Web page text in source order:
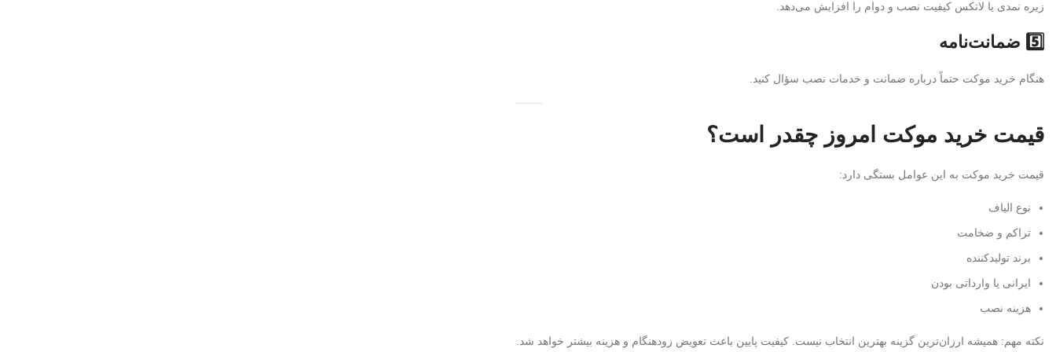
زیره نمدی یا لاتکس کیفیت نصب و دوام را افزایش می‌دهد.
5️⃣ ضمانت‌نامه
هنگام خرید موکت حتماً درباره ضمانت و خدمات نصب سؤال کنید.
قیمت خرید موکت امروز چقدر است؟
قیمت خرید موکت به این عوامل بستگی دارد:
نوع الیاف
تراکم و ضخامت
برند تولیدکننده
ایرانی یا وارداتی بودن
هزینه نصب
نکته مهم: همیشه ارزان‌ترین گزینه بهترین انتخاب نیست. کیفیت پایین باعث تعویض زودهنگام و هزینه بیشتر خواهد شد.